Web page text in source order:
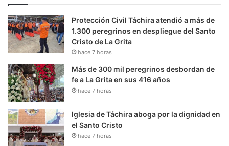
Protección Civil Táchira atendió a más de
1.300 peregrinos en despliegue del Santo
Cristo de La Grita
hace 7 horas
Más de 300 mil peregrinos desbordan de
fe a La Grita en sus 416 años
hace 7 horas
Iglesia de Táchira aboga por la dignidad en
el Santo Cristo
hace 7 horas